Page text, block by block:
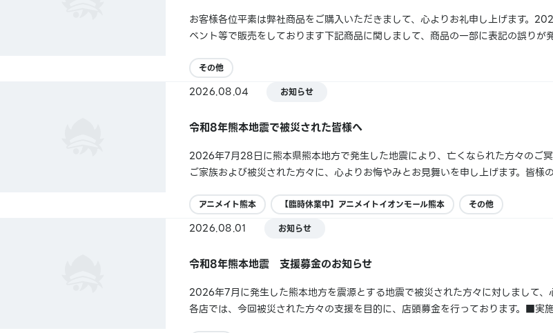
お客様各位平素は弊社商品をご購入いただきまして、心よりお礼申し上げます。
ベント等で販売をしております下記商品に関しまして、商品の一部に表記の誤り
その他
2026.08.04 お知らせ
令和8年熊本地震で被災された皆様へ
2026年7月28日に熊本県熊本地方で発生した地震により、亡くなられた方々のご
ご家族および被災された方々に、心よりお悔やみとお見舞いを申し上げます。皆様
商品の入荷状況にも変更が生じる可能性がございます。お客様には...
アニメイト熊本 【臨時休業中】アニメイトイオンモール熊本 その他
2026.08.01 お知らせ
令和8年熊本地震 支援募金のお知らせ
2026年7月に発生した熊本地方を震源とする地震で被災された方々に対しまして、
各店では、今回被災された方々の支援を目的に、店頭募金を行っております。■